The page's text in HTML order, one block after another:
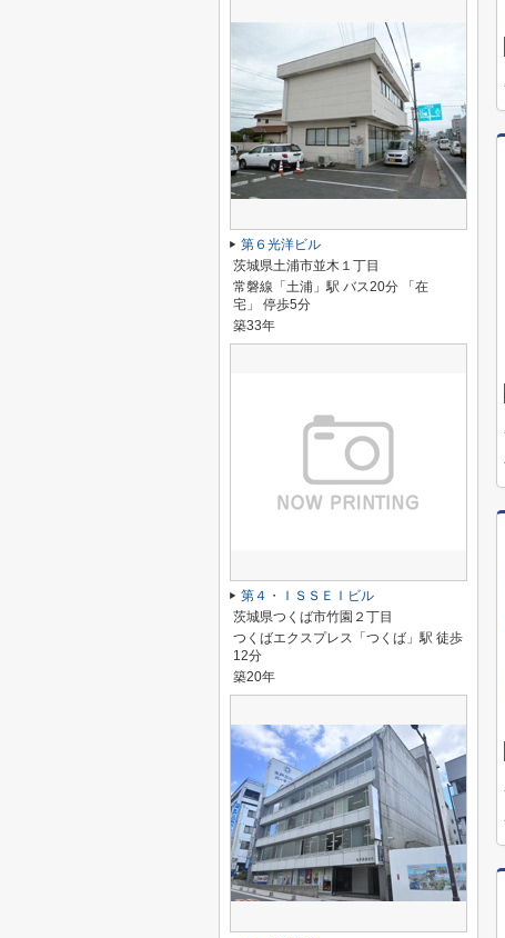
第６光洋ビル
茨城県土浦市並木１丁目
常磐線「土浦」駅 バス20分 「在
宅」 停歩5分
築33年
第４・ＩＳＳＥＩビル
茨城県つくば市竹園２丁目
つくばエクスプレス「つくば」駅 徒歩
12分
築20年